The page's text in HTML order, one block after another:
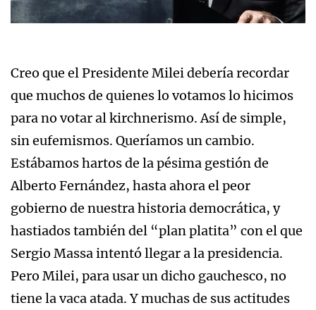
Creo que el Presidente Milei debería recordar
que muchos de quienes lo votamos lo hicimos
para no votar al kirchnerismo. Así de simple,
sin eufemismos. Queríamos un cambio.
Estábamos hartos de la pésima gestión de
Alberto Fernández, hasta ahora el peor
gobierno de nuestra historia democrática, y
hastiados también del “plan platita” con el que
Sergio Massa intentó llegar a la presidencia.
Pero Milei, para usar un dicho gauchesco, no
tiene la vaca atada. Y muchas de sus actitudes